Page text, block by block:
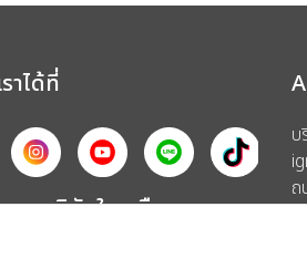
าได้ที่
องบริษัทในเครือ
บ
ถ